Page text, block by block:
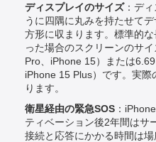
ディスプレイのサイズ：ディ
うに四隅に丸みを持たせて
方形に収まります。標準的
った場合のスクリーンのサ
Pro、iPhone 15）または
iPhone 15 Plus）です。実
ります。
衛星経由の緊急SOS ：
ティベーション後2年間はサ
接続と応答にかかる時間は